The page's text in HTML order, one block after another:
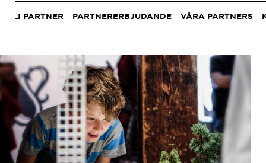
Anchor
menu
BLI PARTNER PARTNERERBJUDANDE VÅRA PARTNERS